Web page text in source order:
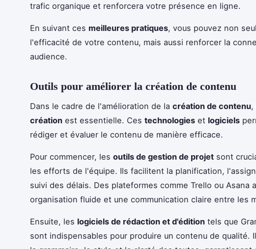
trafic organique et renforcera votre présence en ligne.
En suivant ces meilleures pratiques, vous pouvez non
l'efficacité de votre contenu, mais aussi renforcer la
audience.
Outils pour améliorer la création de contenu
Dans le cadre de l'amélioration de la création de contenu,
création est essentielle. Ces technologies et logiciels
rédiger et évaluer le contenu de manière efficace.
Pour commencer, les outils de gestion de projet sont
les efforts de l'équipe. Ils facilitent la planification,
suivi des délais. Des plateformes comme Trello ou Asana
organisation fluide et une communication claire entre les
Ensuite, les logiciels de rédaction et d'édition tels que
sont indispensables pour produire un contenu de qualité.